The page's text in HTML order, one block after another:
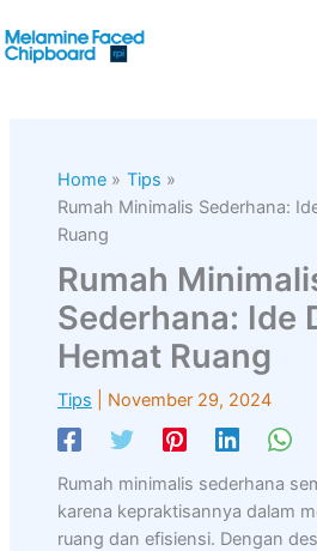
to
content
Home
Tips
Rumah Minimalis Sederhana:
Ruang
Rumah
Sederhana: Ide
Hemat Ruang
Tips November 29, 2024
Rumah minimalis sederhana
karena kepraktisannya dalam
ruang dan efisiensi. Dengan